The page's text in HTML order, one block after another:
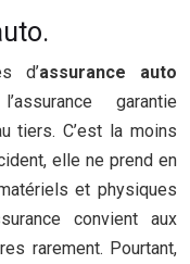
d’assurance auto
garantie
tiers. C’est la moins
elle ne prend en
et physiques
convient aux
rarement. Pourtant,